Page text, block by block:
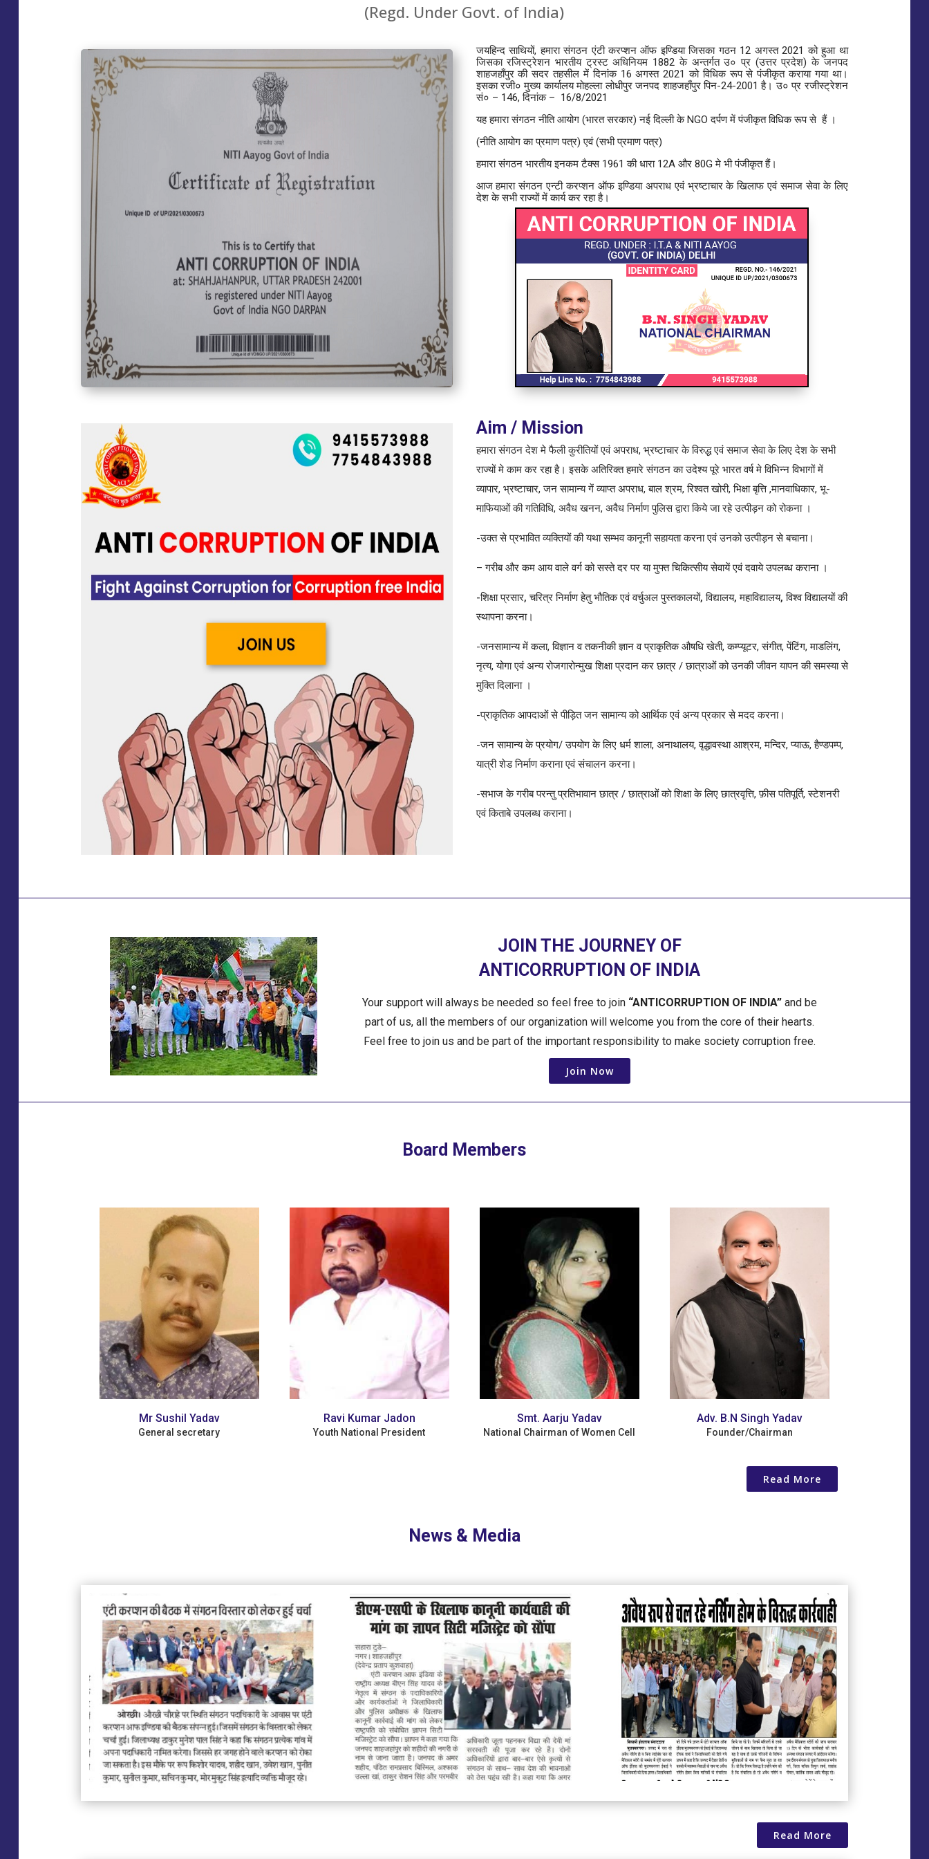
(Regd. Under Govt. of India)
जयहिन्द साथियों, हमारा संगठन एंटी करप्शन ऑफ इण्डिया जिसका गठन 12 अगस्त 2021 को हुआ था
जिसका रजिस्ट्रेशन भारतीय ट्रस्ट अधिनियम 1882 के अन्तर्गत उ० प्र (उत्तर प्रदेश) के जनपद
शाहजहाँपुर की सदर तहसील में दिनांक 16 अगस्त 2021 को विधिक रूप से पंजीकृत कराया गया था।
इसका रजी० मुख्य कार्यालय मोहल्ला लोधीपुर जनपद शाहजहाँपुर पिन-24-2001 है। उ० प्र रजीस्ट्रेशन
सं० – 146, दिनांक – 16/8/2021
यह हमारा संगठन नीति आयोग (भारत सरकार) नई दिल्ली के NGO दर्पण में पंजीकृत विधिक रूप से हैं ।
(नीति आयोग का प्रमाण पत्र) एवं (सभी प्रमाण पत्र)
हमारा संगठन भारतीय इनकम टैक्स 1961 की धारा 12A और 80G मे भी पंजीकृत हैं।
आज हमारा संगठन एन्टी करप्शन ऑफ इण्डिया अपराध एवं भ्रष्टाचार के खिलाफ एवं समाज सेवा के लिए
देश के सभी राज्यों में कार्य कर रहा है।
Aim / Mission
हमारा संगठन देश मे फैली कुरीतियों एवं अपराध, भ्रष्टाचार के विरुद्ध एवं समाज सेवा के लिए देश के सभी
राज्यों मे काम कर रहा है। इसके अतिरिक्त हमारे संगठन का उदेश्य पूरे भारत वर्ष मे विभिन्न विभागों में
व्यापार, भ्रष्टाचार, जन सामान्य गें व्याप्त अपराध, बाल श्रम, रिश्वत खोरी, भिक्षा बृत्ति ,मानवाधिकार, भू-
माफियाओं की गतिविधि, अवैध खनन, अवैध निर्माण पुलिस द्वारा किये जा रहे उत्पीड़न को रोकना ।
-उक्त से प्रभावित व्यक्तियों की यथा सम्भव कानूनी सहायता करना एवं उनको उत्पीड़न से बचाना।
– गरीब और कम आय वाले वर्ग को सस्ते दर पर या मुफ्त चिकित्सीय सेवायें एवं दवाये उपलब्ध कराना ।
-शिक्षा प्रसार, चरित्र निर्माण हेतु भौतिक एवं वर्चुअल पुस्तकालयों, विद्यालय, महाविद्यालय, विश्व विद्यालयों की
स्थापना करना।
-जनसामान्य में कला, विज्ञान व तकनीकी ज्ञान व प्राकृतिक औषधि खेती, कम्प्यूटर, संगीत, पेंटिंग, माडलिंग,
नृत्य, योगा एवं अन्य रोजगारोन्मुख शिक्षा प्रदान कर छात्र / छात्राओं को उनकी जीवन यापन की समस्या से
मुक्ति दिलाना ।
-प्राकृतिक आपदाओं से पीड़ित जन सामान्य को आर्थिक एवं अन्य प्रकार से मदद करना।
-जन सामान्य के प्रयोग/ उपयोग के लिए धर्म शाला, अनाथालय, वृद्धावस्था आश्रम, मन्दिर, प्याऊ, हैण्डपम्प,
यात्री शेड निर्माण कराना एवं संचालन करना।
-सभाज के गरीब परन्तु प्रतिभावान छात्र / छात्राओं को शिक्षा के लिए छात्रवृत्ति, फ़ीस पतिपूर्ति, स्टेशनरी
एवं किताबे उपलब्ध कराना।
JOIN THE JOURNEY OF
ANTICORRUPTION OF INDIA
Your support will always be needed so feel free to join “ANTICORRUPTION OF INDIA” and be
part of us, all the members of our organization will welcome you from the core of their hearts.
Feel free to join us and be part of the important responsibility to make society corruption free.
Join Now
Board Members
Mr Sushil Yadav
General secretary
Ravi Kumar Jadon
Youth National President
Smt. Aarju Yadav
National Chairman of Women Cell
Adv. B.N Singh Yadav
Founder/Chairman National Treasurer/co-
Read More
News & Media
Read More